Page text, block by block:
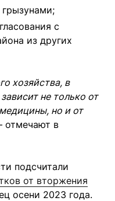
с
из других
хозяйства, в
не только от
но и от
отмечают в
подсчитали
от вторжения
осени 2023 года.